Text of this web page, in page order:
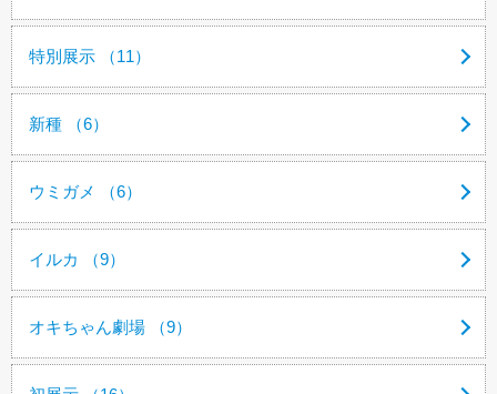
特別展示 （11）
新種 （6）
ウミガメ （6）
イルカ （9）
オキちゃん劇場 （9）